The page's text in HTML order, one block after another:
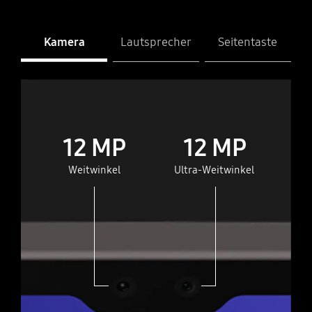
Kamera Lautsprecher Seitentaste
12 MP
Weitwinkel
12 MP
Ultra-Weitwinkel